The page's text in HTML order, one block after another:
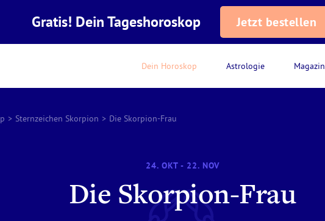
Dein Horoskop Astrologie Magazin
Gratis! Dein Tageshoroskop Jetzt bestellen
> Sternzeichen Skorpion > Die Skorpion-Frau
24. OKT - 22. NOV
Die Skorpion-Frau